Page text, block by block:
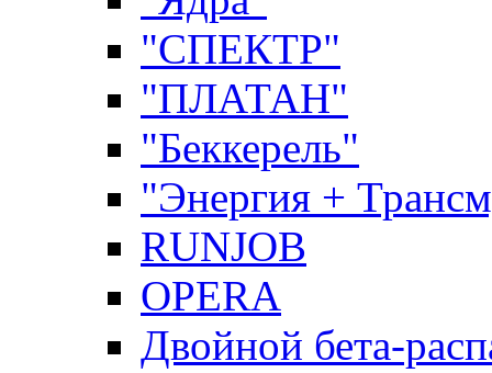
"СПЕКТР"
"ПЛАТАН"
"Беккерель"
"Энергия +
RUNJOB
OPERA
Двойной бета-